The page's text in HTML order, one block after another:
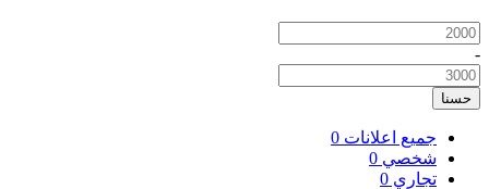
-
حسنا
جميع اعلانات 0
شخصي 0
تجاري 0